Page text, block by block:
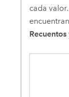
cada
Recuentos